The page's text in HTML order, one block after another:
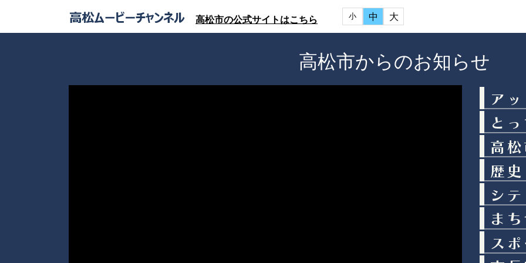
高松市の公式サイトはこちら 小 中 大
高松市からのお知らせ